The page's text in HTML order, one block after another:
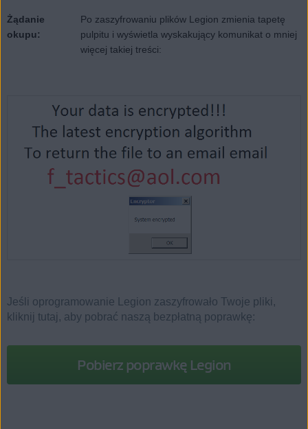
Żądanie
okupu:
Po zaszyfrowaniu plików Legion zmienia tapetę
pulpitu i wyświetla wyskakujący komunikat o mniej
więcej takiej treści:
Jeśli oprogramowanie Legion zaszyfrowało Twoje pliki,
kliknij tutaj, aby pobrać naszą bezpłatną poprawkę:
Pobierz poprawkę Legion